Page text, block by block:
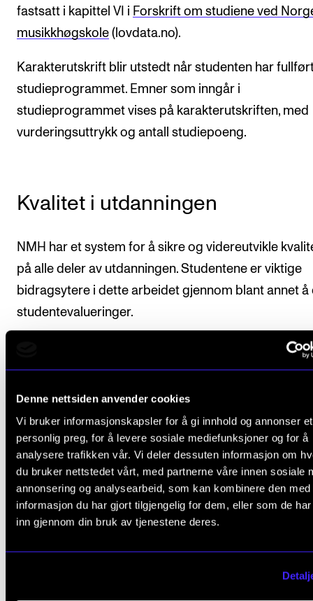
Denne nettsiden anvender cookies
Vi bruker informasjonskapsler for å gi innhold og annonser et
personlig preg, for å levere sosiale mediefunksjoner og for å
analysere trafikken vår. Vi deler dessuten informasjon om
du bruker nettstedet vårt, med partnerne våre innen sosiale
annonsering og analysearbeid, som kan kombinere den med
informasjon du har gjort tilgjengelig for dem, eller som de
inn gjennom din bruk av tjenestene deres.
fastsatt i kapittel VI i Forskrift om studiene ved
musikkhøgskole (lovdata.no).
Karakterutskrift blir utstedt når studenten har
studieprogrammet. Emner som inngår i
studieprogrammet vises på karakterutskriften, med
vurderingsuttrykk og antall studiepoeng.
Kvalitet i utdanningen
NMH har et system for å sikre og videreutvikle
på alle deler av utdanningen. Studentene er viktige
bidragsytere i dette arbeidet gjennom blant annet å
studentevalueringer.
Les mer om utdanningskvalitet ved
Emnestruktur
Angi veivalg/instrumentvalg